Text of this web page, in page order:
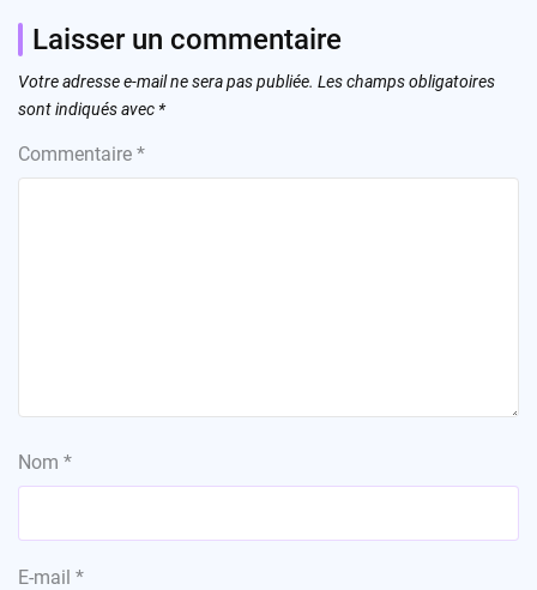
Laisser un commentaire
Votre adresse e-mail ne sera pas publiée. Les champs obligatoires
sont indiqués avec *
Commentaire *
Nom *
E-mail *